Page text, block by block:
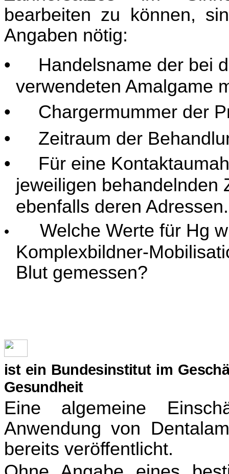
bearbeiten zu können,
Angaben nötig:
•
Handelsname der bei
verwendeten Amalgame
•
Chargermummer der
•
Zeitraum der
•
Für eine
jeweiligen behandelnden
ebenfalls deren Adressen.
•
Welche Werte für Hg
Komplexbildner-
Blut gemessen?
ist ein Bundesinstitut im
Gesundheit
Eine algemeine
Anwendung von
bereits veröffentlicht.